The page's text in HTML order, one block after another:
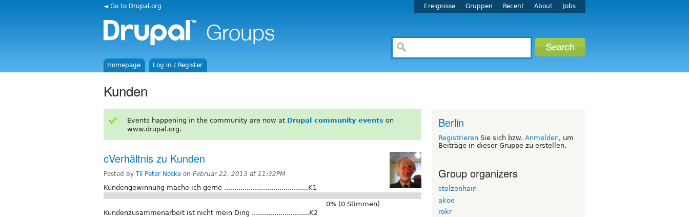
◄ Go to Drupal.org Ereignisse Gruppen Recent About Jobs
Homepage Log in / Register
Kunden
Events happening in the community are now at Drupal community events on
www.drupal.org.
cVerhältnis zu Kunden
Posted by Til Peter Noske on Februar 22, 2013 at 11:32PM
Kundengewinnung mache ich gerne .........................................K1
0% (0 Stimmen)
Kundenzusammenarbeit ist nicht mein Ding ............................K2
Berlin
Registrieren Sie sich bzw. Anmelden, um
Beiträge in dieser Gruppe zu erstellen.
Group organizers
stolzenhain
akoe
rokr